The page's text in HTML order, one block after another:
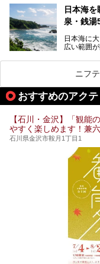
今回はそ
で楽しめ
など、種
日本海
泉・銭湯
日本海に
広い範囲
車で行く
しんでい
温泉は最
します。
ニフ
おすすめのアク
【石川・金沢】「観能
やすく楽しめます！兼
石川県金沢市鞍月1丁目1